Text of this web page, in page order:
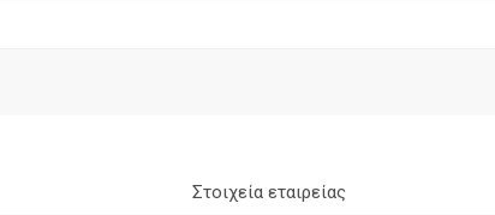
Στοιχεία εταιρείας